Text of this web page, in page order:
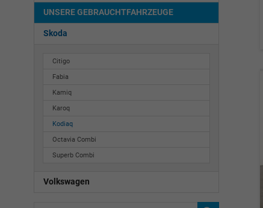
UNSERE GEBRAUCHTFAHRZEUGE
Skoda
Citigo
Fabia
Kamiq
Karoq
Kodiaq
Octavia Combi
Superb Combi
Volkswagen